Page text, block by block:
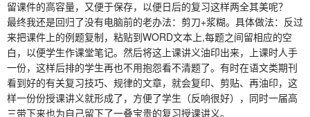
留课件的高容量，又便于保存，以便日后的复习这样两全其美呢？
最终我还是回归了没有电脑前的老办法：剪刀+浆糊。具体做法：反过
来把课件上的例题复制，粘贴到WORD文本上,每题之间留相应的空
白，以便学生作课堂笔记。然后将这上课讲义油印出来，上课时人手
一份，这样后排的学生再也不用抱怨看不清题了。有时在语文类期刊
看到好的有关复习技巧、规律的文章，就会复印、剪贴、再油印，这
样一份份授课讲义就形成了，方便了学生（反响很好），同时一届高
三带下来也为自己留下了一叠宝贵的复习授课讲义。